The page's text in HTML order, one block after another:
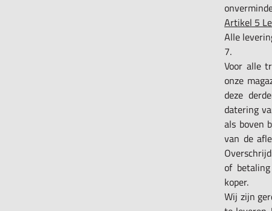
Artikel 5
Alle
7.
Voor alle
onze
deze
datering
als boven
van de
of
koper.
Wij zijn